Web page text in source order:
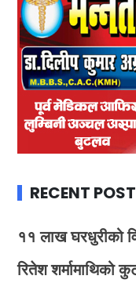
RECENT
११ लाख घरधुरीको
रितेश शर्मामाथिको